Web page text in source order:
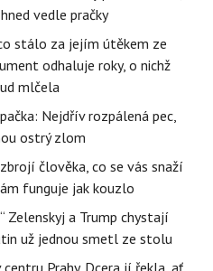
vedle pračky
stálo za jejím útěkem ze
odhaluje roky, o nichž
mlčela
Nejdřív rozpálená pec,
ostrý zlom
člověka, co se vás snaží
funguje jak kouzlo
Zelenskyj a Trump chystají
už jednou smetl ze stolu
Prahy. Dcera jí řekla, ať